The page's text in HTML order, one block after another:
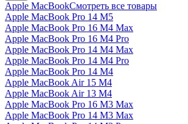
Apple MacBookСмотреть все товары
Apple MacBook Pro 14 M5
Apple MacBook Pro 16 M4 Max
Apple MacBook Pro 16 M4 Pro
Apple MacBook Pro 14 M4 Max
Apple MacBook Pro 14 M4 Pro
Apple MacBook Pro 14 M4
Apple MacBook Air 15 M4
Apple MacBook Air 13 M4
Apple MacBook Pro 16 M3 Max
Apple MacBook Pro 14 M3 Max